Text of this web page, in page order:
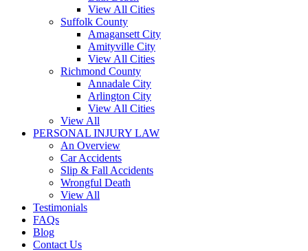
View All Cities
Suffolk County
Amagansett City
Amityville City
View All Cities
Richmond County
Annadale City
Arlington City
View All Cities
View All
PERSONAL INJURY LAW
An Overview
Car Accidents
Slip & Fall Accidents
Wrongful Death
View All
Testimonials
FAQs
Blog
Contact Us